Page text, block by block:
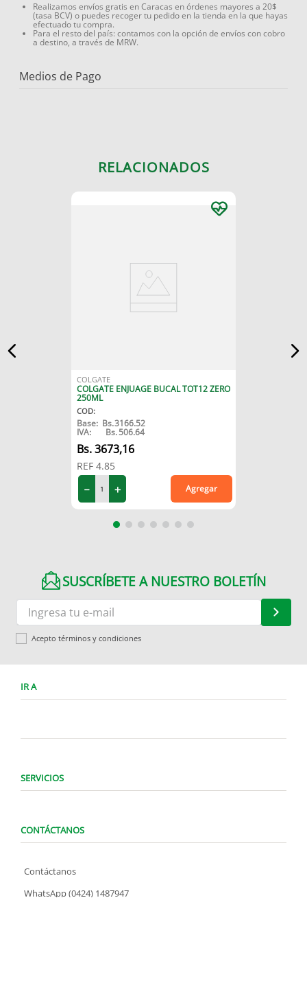
Realizamos envíos gratis en Caracas en órdenes mayores a 20$
(tasa BCV) o puedes recoger tu pedido en la tienda en la que hayas
efectuado tu compra.
Para el resto del país: contamos con la opción de envíos con cobro
a destino, a través de MRW.
Medios de Pago
RELACIONADOS
COLGATE
COLGATE ENJUAGE BUCAL TOT12 ZERO
250ML
COD:
Base: Bs.3166.52
IVA: Bs.506.64
3673,16
REF 4.85
＋
－ Agregar
SUSCRÍBETE A NUESTRO BOLETÍN
Acepto términos y condiciones
IR A
SERVICIOS
CONTÁCTANOS
Contáctanos
WhatsApp (0424) 1487947